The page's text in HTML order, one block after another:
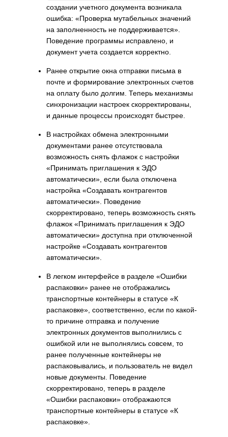
создании учетного документа возникала
ошибка: «Проверка мутабельных значений
на заполненность не поддерживается».
Поведение программы исправлено, и
документ учета создается корректно.
Ранее открытие окна отправки письма в
почте и формирование электронных счетов
на оплату было долгим. Теперь механизмы
синхронизации настроек скорректированы,
и данные процессы происходят быстрее.
В настройках обмена электронными
документами ранее отсутствовала
возможность снять флажок с настройки
«Принимать приглашения к ЭДО
автоматически», если была отключена
настройка «Создавать контрагентов
автоматически». Поведение
скорректировано, теперь возможность снять
флажок «Принимать приглашения к ЭДО
автоматически» доступна при отключенной
настройке «Создавать контрагентов
автоматически».
В легком интерфейсе в разделе «Ошибки
распаковки» ранее не отображались
транспортные контейнеры в статусе «К
распаковке», соответственно, если по какой-
то причине отправка и получение
электронных документов выполнились с
ошибкой или не выполнялись совсем, то
ранее полученные контейнеры не
распаковывались, и пользователь не видел
новые документы. Поведение
скорректировано, теперь в разделе
«Ошибки распаковки» отображаются
транспортные контейнеры в статусе «К
распаковке».